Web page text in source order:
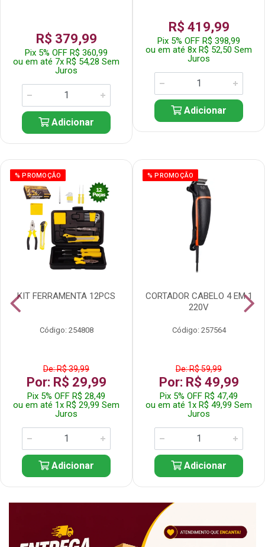
R$ 379,99
Pix 5% OFF R$ 360,99
ou em até 7x R$ 54,28 Sem
Juros
Adicionar
R$ 419,99
Pix 5% OFF R$ 398,99
ou em até 8x R$ 52,50 Sem
Juros
Adicionar
% PROMOÇÃO
KIT FERRAMENTA 12PCS
Código: 254808
De: R$ 39,99
Por: R$ 29,99
Pix 5% OFF R$ 28,49
ou em até 1x R$ 29,99 Sem
Juros
Adicionar
% PROMOÇÃO
CORTADOR CABELO 4 EM 1
220V
Código: 257564
De: R$ 59,99
Por: R$ 49,99
Pix 5% OFF R$ 47,49
ou em até 1x R$ 49,99 Sem
Juros
Adicionar